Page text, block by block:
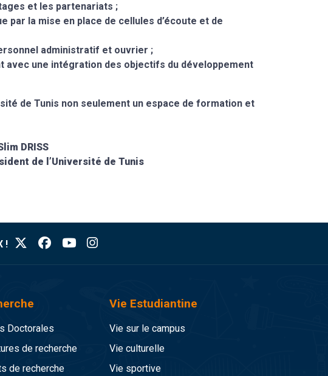
et les partenariats ;
par la mise en place de cellules d’écoute et de
administratif et ouvrier ;
avec une intégration des objectifs du développement
de Tunis non seulement un espace de formation et
Tunis
!
Doctorales
de recherche
de recherche
Vie Estudiantine
Vie sur le campus
Vie culturelle
Vie sportive